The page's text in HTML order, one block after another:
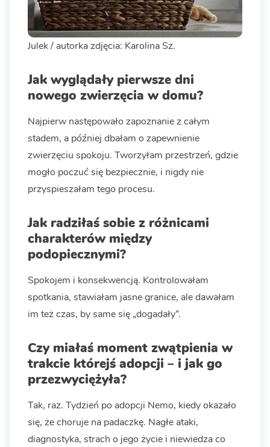
Julek / autorka zdjęcia: Karolina Sz.
Jak wyglądały pierwsze dni
nowego zwierzęcia w domu?
Najpierw następowało zapoznanie z całym
stadem, a później dbałam o zapewnienie
zwierzęciu spokoju. Tworzyłam przestrzeń, gdzie
mogło poczuć się bezpiecznie, i nigdy nie
przyspieszałam tego procesu.
Jak radziłaś sobie z różnicami
charakterów między
podopiecznymi?
Spokojem i konsekwencją. Kontrolowałam
spotkania, stawiałam jasne granice, ale dawałam
im też czas, by same się „dogadały”.
Czy miałaś moment zwątpienia w
trakcie którejś adopcji – i jak go
przezwyciężyła?
Tak, raz. Tydzień po adopcji Nemo, kiedy okazało
się, że choruje na padaczkę. Nagłe ataki,
diagnostyka, strach o jego życie i niewiedza co